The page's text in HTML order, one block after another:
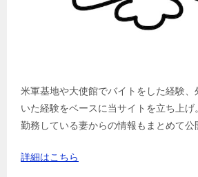
米軍基地や大使館でバイトをした経験、
いた経験をベースに当サイトを立ち上げ
勤務している妻からの情報もまとめて公
詳細はこちら